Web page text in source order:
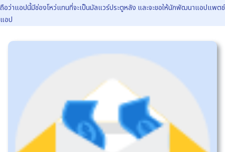
ถือว่าแอปนี้มีช่องโหว่แทนที่จะเป็นมัลแวร์ประตูหลัง และจะขอให้นักพัฒนาแอปแพตช์
แอป